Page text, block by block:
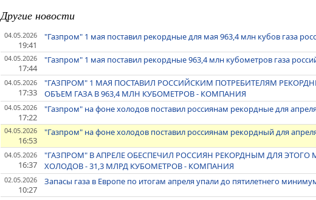
Другие новости
04.05.2026
19:41
"Газпром" 1 мая поставил рекордные для мая 963,4 млн кубов газа
04.05.2026
17:44
"Газпром" 1 мая поставил рекордные 963,4 млн кубометров газа
04.05.2026
17:33
"ГАЗПРОМ" 1 МАЯ ПОСТАВИЛ РОССИЙСКИМ ПОТРЕБИТЕЛЯМ
ОБЪЕМ ГАЗА В 963,4 МЛН КУБОМЕТРОВ - КОМПАНИЯ
04.05.2026
17:22
"Газпром" на фоне холодов поставил россиянам рекордные для
04.05.2026
16:53
"Газпром" на фоне холодов поставил россиянам рекордный для
04.05.2026
16:37
"ГАЗПРОМ" В АПРЕЛЕ ОБЕСПЕЧИЛ РОССИЯН РЕКОРДНЫМ ДЛЯ
ХОЛОДОВ - 31,3 МЛРД КУБОМЕТРОВ - КОМПАНИЯ
02.05.2026
10:27
Запасы газа в Европе по итогам апреля упали до пятилетнего